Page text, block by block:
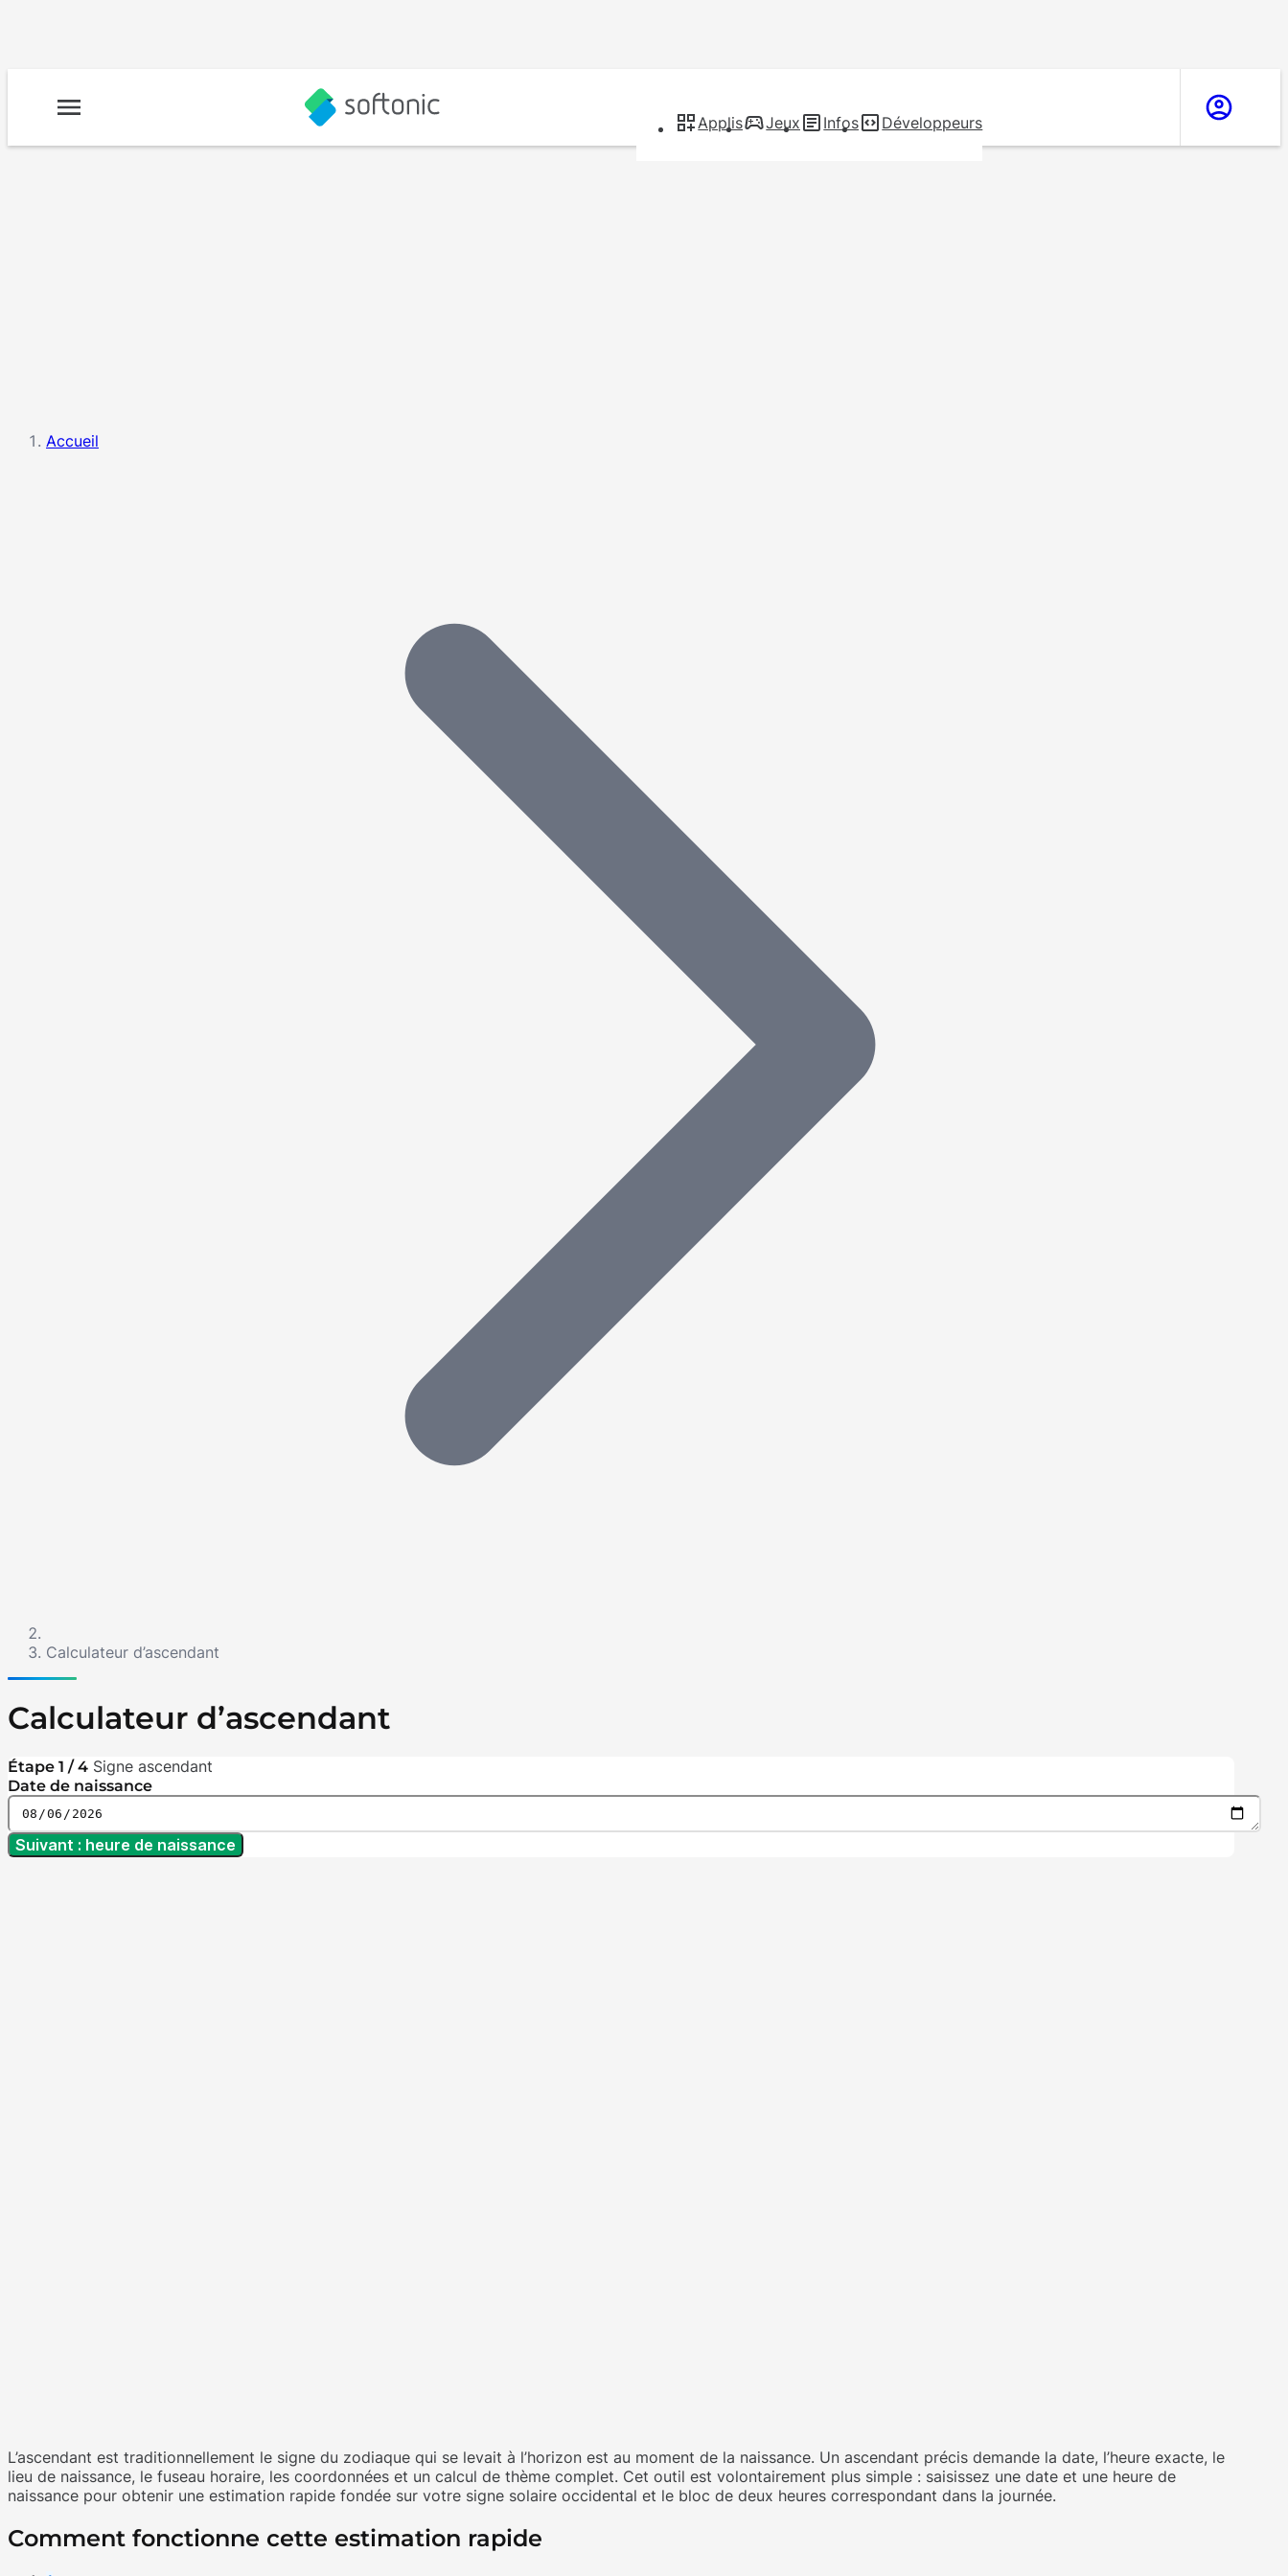
Applis Jeux Infos Développeurs
Accueil
Calculateur d’ascendant
Calculateur d’ascendant
Étape 1 / 4 Signe ascendant
Date de naissance
Suivant : heure de naissance
L’ascendant est traditionnellement le signe du zodiaque qui se levait à l’horizon est au moment de la naissance. Un ascendant précis demande la date, l’heure exacte, le
lieu de naissance, le fuseau horaire, les coordonnées et un calcul de thème complet. Cet outil est volontairement plus simple : saisissez une date et une heure de
naissance pour obtenir une estimation rapide fondée sur votre signe solaire occidental et le bloc de deux heures correspondant dans la journée.
Comment fonctionne cette estimation rapide